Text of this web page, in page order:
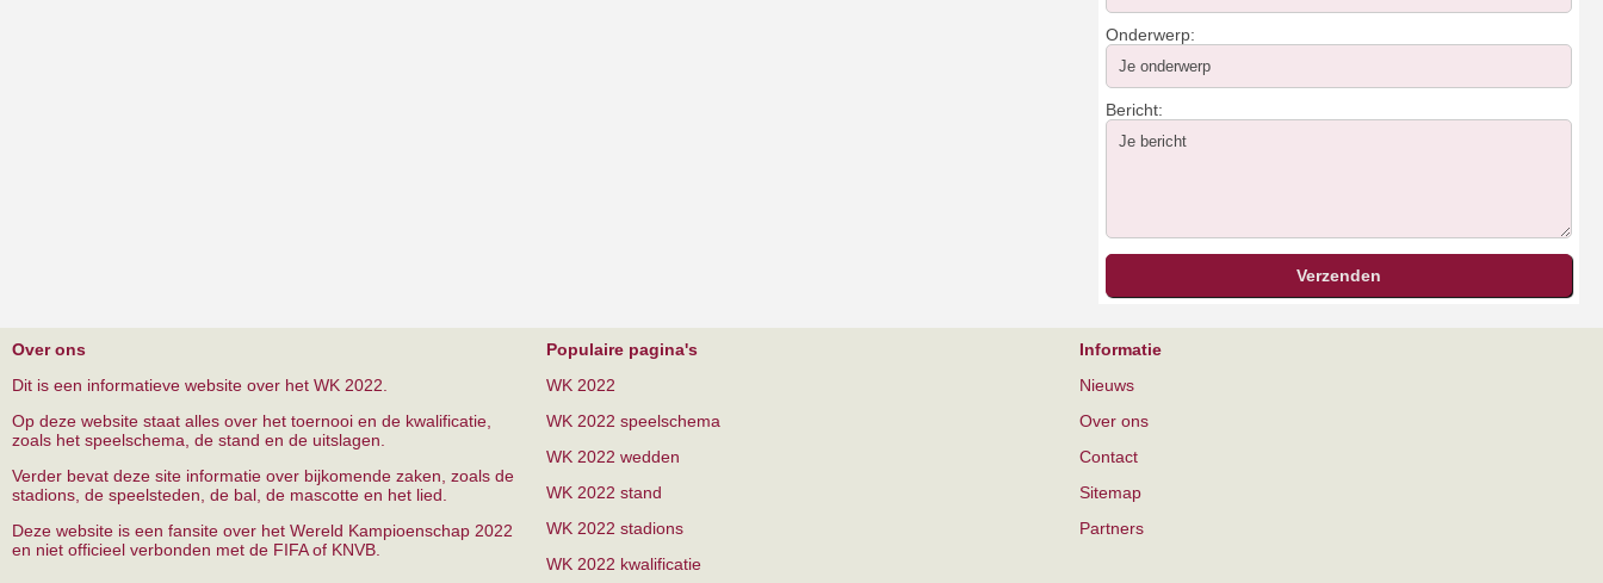
Onderwerp:
Bericht:
Over ons
Dit is een informatieve website over het WK 2022.
Op deze website staat alles over het toernooi en de kwalificatie,
zoals het speelschema, de stand en de uitslagen.
Verder bevat deze site informatie over bijkomende zaken, zoals de
stadions, de speelsteden, de bal, de mascotte en het lied.
Deze website is een fansite over het Wereld Kampioenschap 2022
en niet officieel verbonden met de FIFA of KNVB.
Populaire pagina's
WK 2022
WK 2022 speelschema
WK 2022 wedden
WK 2022 stand
WK 2022 stadions
WK 2022 kwalificatie
Informatie
Nieuws
Over ons
Contact
Sitemap
Partners